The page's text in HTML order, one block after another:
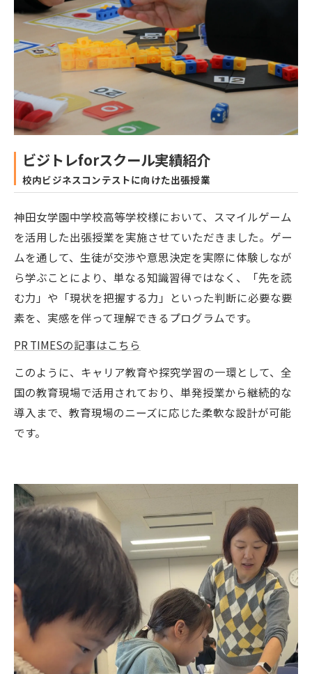
ビジトレforスクール実績紹介
校内ビジネスコンテストに向けた出張授業
神田女学園中学校高等学校様において、スマイルゲーム
を活用した出張授業を実施させていただきました。ゲー
ムを通して、生徒が交渉や意思決定を実際に体験しなが
ら学ぶことにより、単なる知識習得ではなく、「先を読
む力」や「現状を把握する力」といった判断に必要な要
素を、実感を伴って理解できるプログラムです。
PR TIMESの記事はこちら
このように、キャリア教育や探究学習の一環として、全
国の教育現場で活用されており、単発授業から継続的な
導入まで、教育現場のニーズに応じた柔軟な設計が可能
です。